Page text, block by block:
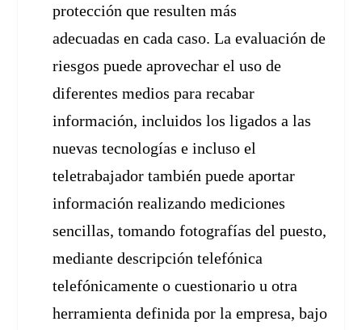
protección que resulten más
adecuadas en cada caso. La evaluación de
riesgos puede aprovechar el uso de
diferentes medios para recabar
información, incluidos los ligados a las
nuevas tecnologías e incluso el
teletrabajador también puede aportar
información realizando mediciones
sencillas, tomando fotografías del puesto,
mediante descripción telefónica
telefónicamente o cuestionario u otra
herramienta definida por la empresa, bajo